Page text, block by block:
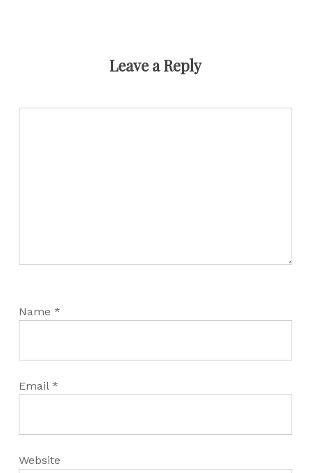
Leave a Reply
Name *
Email *
Website